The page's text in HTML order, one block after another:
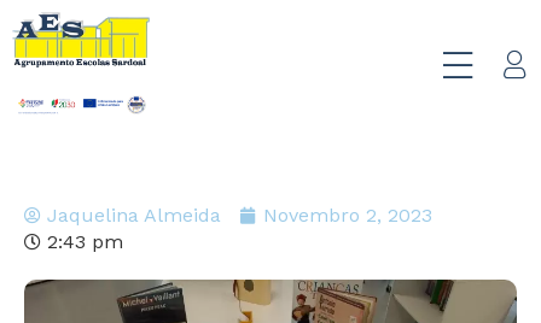
Jaquelina Almeida
Novembro 2, 2023
2:43 pm